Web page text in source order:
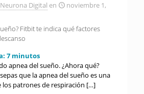
Digital en
noviembre 1,
Fitbit te indica qué factores
7 minutos
apnea del sueño. ¿Ahora qué?
que la apnea del sueño es una
patrones de respiración […]